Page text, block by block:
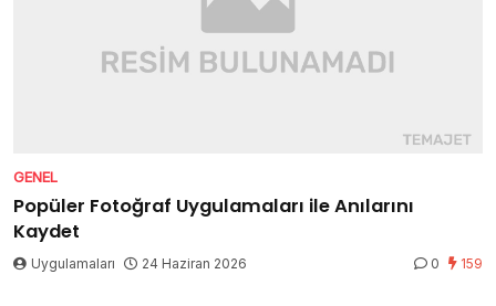
GENEL
Popüler Fotoğraf Uygulamaları ile Anılarını
Kaydet
Uygulamaları 24 Haziran 2026 0 159